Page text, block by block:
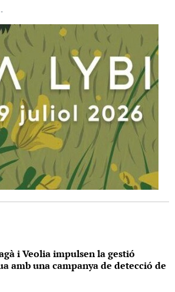
i Veolia impulsen la gestió
amb una campanya de detecció de